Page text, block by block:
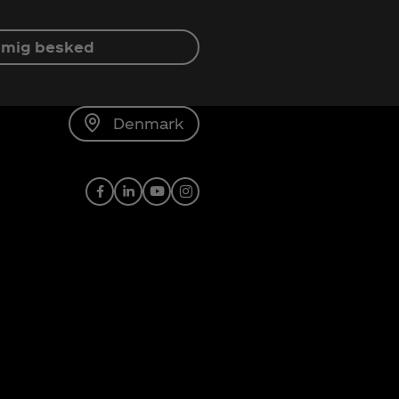
mig besked
Denmark
Facebook
LinkedIn
YoutubeInstagram